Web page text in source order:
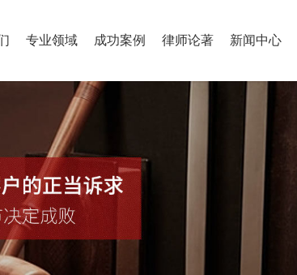
专业领域 成功案例 律师论著 新闻中心